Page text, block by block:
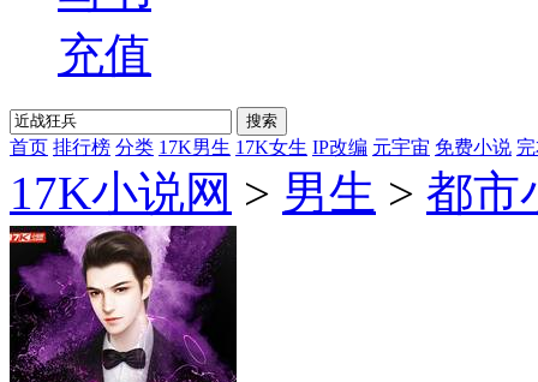
充值
首页 排行榜 分类 17K男生 17K女生 IP改编 元宇宙 免费小说
17K小说网 > 男生 > 都市